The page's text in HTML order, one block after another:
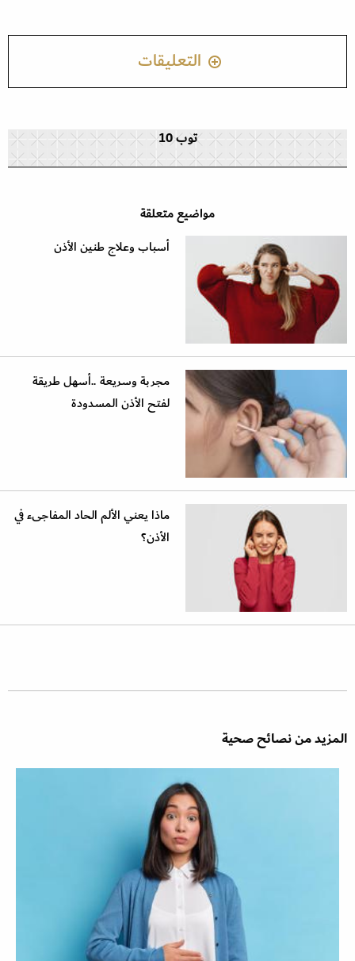
التعليقات
توب 10
مواضيع متعلقة
أسباب وعلاج طنين الأذن
مجربة وسريعة ..أسهل طريقة
لفتح الأذن المسدودة
ماذا يعني الألم الحاد المفاجىء في
الأذن؟
المزيد من نصائح صحية